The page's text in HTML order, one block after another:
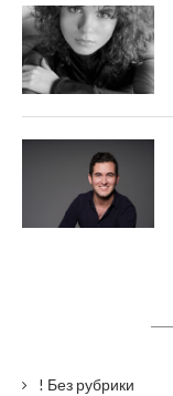
! Без рубрики